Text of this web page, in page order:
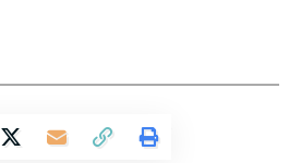
| Periodismo de este lado